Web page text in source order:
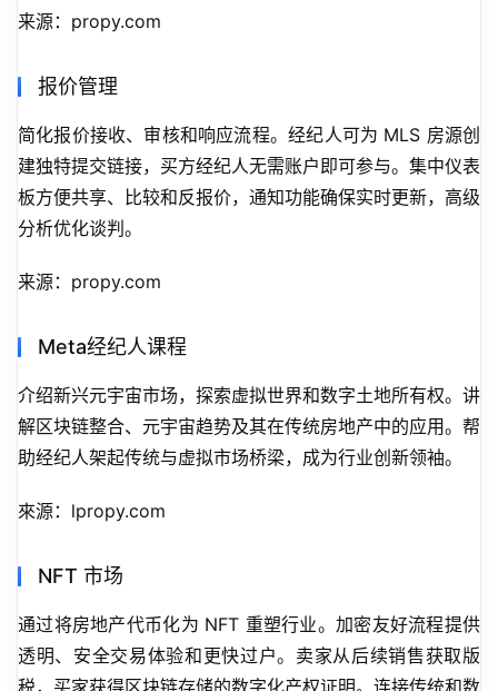
来源：propy.com
报价管理
简化报价接收、审核和响应流程。经纪人可为 MLS 房源创
建独特提交链接，买方经纪人无需账户即可参与。集中仪表
板方便共享、比较和反报价，通知功能确保实时更新，高级
分析优化谈判。
来源：propy.com
Meta经纪人课程
介绍新兴元宇宙市场，探索虚拟世界和数字土地所有权。讲
解区块链整合、元宇宙趋势及其在传统房地产中的应用。帮
助经纪人架起传统与虚拟市场桥梁，成为行业创新领袖。
來源：lpropy.com
NFT 市场
通过将房地产代币化为 NFT 重塑行业。加密友好流程提供
透明、安全交易体验和更快过户。卖家从后续销售获取版